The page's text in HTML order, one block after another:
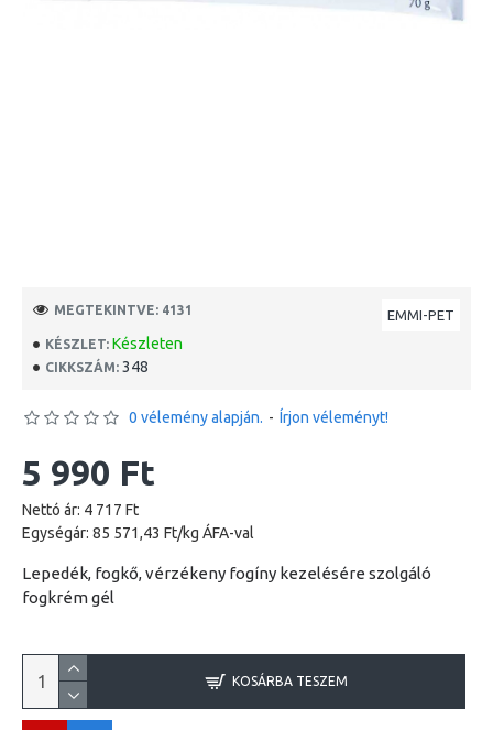
KÉSZLET: Készleten
CIKKSZÁM: 348
EMMI-PET
MEGTEKINTVE: 4131
0 vélemény alapján. - Írjon véleményt!
5 990 Ft
Nettó ár: 4 717 Ft
Egységár: 85 571,43 Ft/kg ÁFA-val
Lepedék, fogkő, vérzékeny fogíny kezelésére szolgáló
fogkrém gél
KOSÁRBA TESZEM